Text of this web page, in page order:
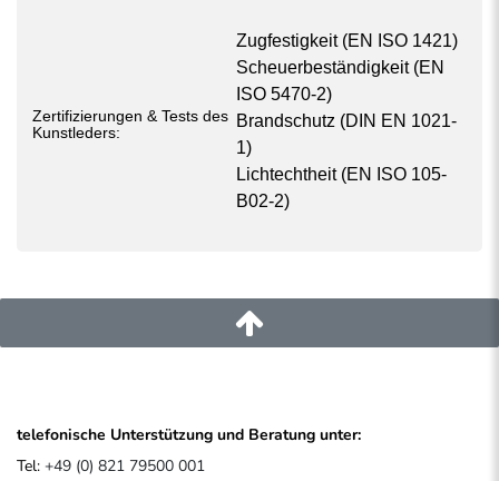
Versand durch Hermes mit 2-Mann-Handling Service
Bestellung wird von zwei Hermes-Mitarbeitern bis in Ihre
Zertifizierungen & Tests des
Kunstleders:
Zugfestigkeit (EN ISO 1421)
Scheuerbeständigkeit (EN
ISO 5470-2)
Brandschutz (DIN EN 1021-
1)
Lichtechtheit (EN ISO 105-
B02-2)
telefonische Unterstützung und Beratung unter:
Tel: +49 (0) 821 79500 001